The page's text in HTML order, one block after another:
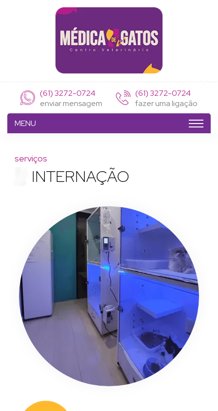
MENU
(61) 3272-0724
enviar mensagem
(61) 3272-0724
fazer uma ligação
serviços
INTERNAÇÃO